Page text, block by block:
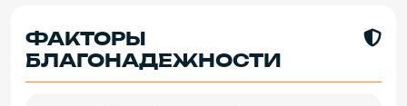
ФАКТОРЫ
БЛАГОНАДЕЖНОСТИ